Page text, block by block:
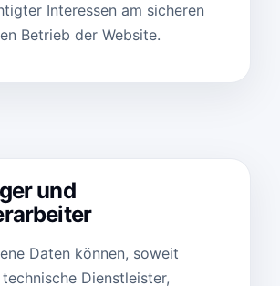
Interessen am sicheren
Betrieb der Website.
und
Daten können, soweit
Dienstleister,